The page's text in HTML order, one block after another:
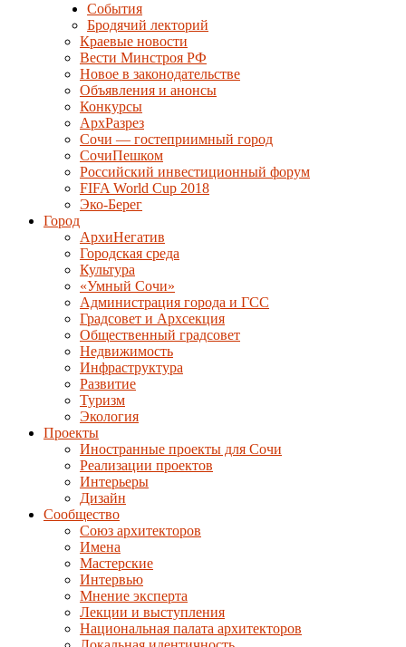
События
Бродячий лекторий
Краевые новости
Вести Минстроя РФ
Новое в законодательстве
Объявления и анонсы
Конкурсы
АрхРазрез
Сочи — гостеприимный город
СочиПешком
Российский инвестиционный форум
FIFA World Cup 2018
Эко-Берег
Город
АрхиНегатив
Городская среда
Культура
«Умный Сочи»
Администрация города и ГСС
Градсовет и Архсекция
Общественный градсовет
Недвижимость
Инфраструктура
Развитие
Туризм
Экология
Проекты
Иностранные проекты для Сочи
Реализации проектов
Интерьеры
Дизайн
Сообщество
Союз архитекторов
Имена
Мастерские
Интервью
Мнение эксперта
Лекции и выступления
Национальная палата архитекторов